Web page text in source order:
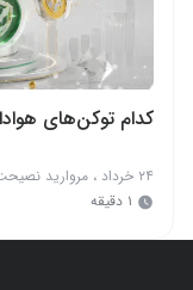
کدام توکن‌های
۲۴ خرداد ، مروارید
۱ دقیقه